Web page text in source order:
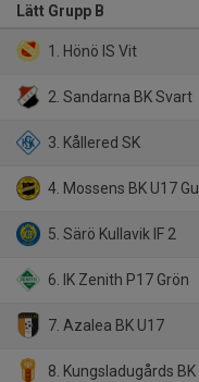
Lätt Grupp B
1. Hönö IS Vit
2. Sandarna BK Svart
3. Kållered SK
4. Mossens BK U17 Gul
5. Särö Kullavik IF 2
6. IK Zenith P17 Grön
7. Azalea BK U17
8. Kungsladugårds BK